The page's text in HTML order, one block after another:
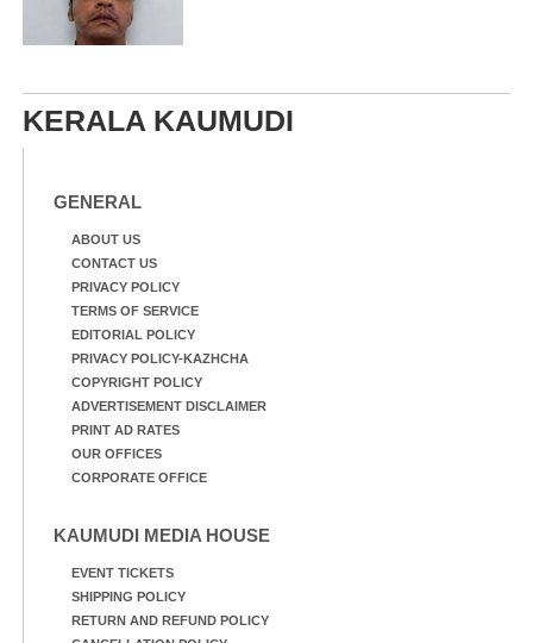
KERALA KAUMUDI
GENERAL
ABOUT US
CONTACT US
PRIVACY POLICY
TERMS OF SERVICE
EDITORIAL POLICY
PRIVACY POLICY-KAZHCHA
COPYRIGHT POLICY
ADVERTISEMENT DISCLAIMER
PRINT AD RATES
OUR OFFICES
CORPORATE OFFICE
KAUMUDI MEDIA HOUSE
EVENT TICKETS
SHIPPING POLICY
RETURN AND REFUND POLICY